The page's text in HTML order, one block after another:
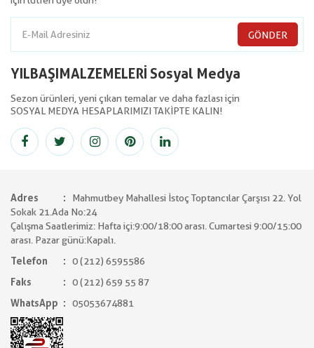
GÖNDER
YILBAŞIMALZEMELERİ Sosyal Medya
Sezon ürünleri, yeni çıkan temalar ve daha fazlası için
SOSYAL MEDYA HESAPLARIMIZI TAKİPTE KALIN!
Adres
Mahmutbey Mahallesi İstoç Toptancılar Çarşısı 22. Yol
Sokak 21.Ada No:24
Çalışma Saatlerimiz: Hafta içi:9:00/18:00 arası. Cumartesi 9:00/15:00
arası. Pazar günü:Kapalı.
Telefon
0 (212) 6595586
Faks
0 (212) 659 55 87
WhatsApp
05053674881